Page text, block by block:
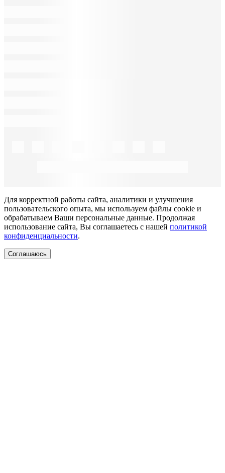
Для корректной работы сайта, аналитики и улучшения
пользовательского опыта, мы используем файлы cookie и
обрабатываем Ваши персональные данные. Продолжая
использование сайта, Вы соглашаетесь с нашей политикой
конфиденциальности.
Соглашаюсь